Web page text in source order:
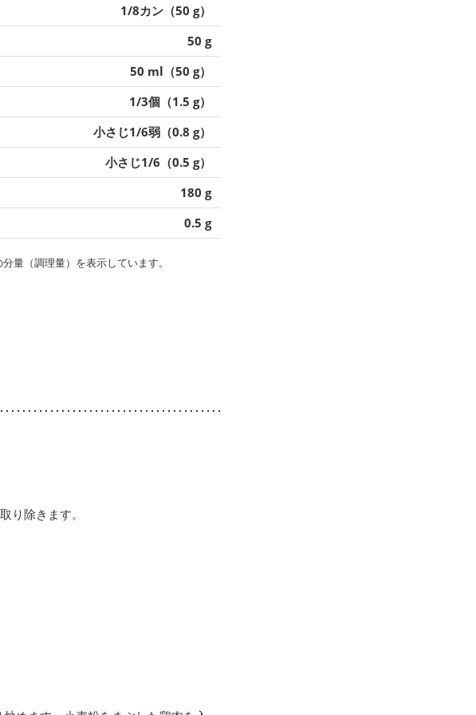
1/8カン（50 g）
50 g
50 ml（50 g）
1/3個（1.5 g）
小さじ1/6弱（0.8 g）
小さじ1/6（0.5 g）
180 g
0.5 g
量（調理量）を表示しています。
り除きます。